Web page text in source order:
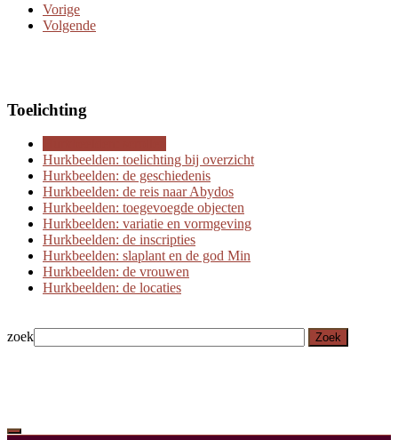
Vorige
Volgende
Toelichting
Hurkbeelden: toelichting bij overzicht
Hurkbeelden: de geschiedenis
Hurkbeelden: de reis naar Abydos
Hurkbeelden: toegevoegde objecten
Hurkbeelden: variatie en vormgeving
Hurkbeelden: de inscripties
Hurkbeelden: slaplant en de god Min
Hurkbeelden: de vrouwen
Hurkbeelden: de locaties
zoek Zoek